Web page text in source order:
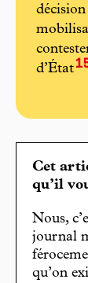
décision
d’État
Cet
qu’il
Nous,
journal
qu’on